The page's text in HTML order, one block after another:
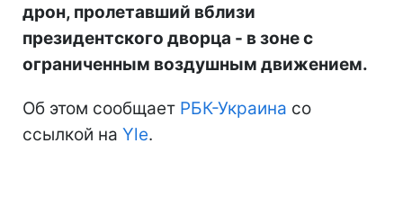
дрон, пролетавший вблизи
президентского дворца - в зоне с
ограниченным воздушным движением.
Об этом сообщает РБК-Украина со
ссылкой на Yle.